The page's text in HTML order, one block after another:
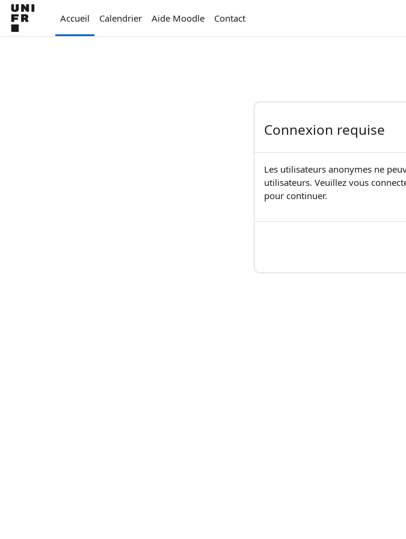
Passer au contenu principal
Accueil
Calendrier Aide Moodle Contact
Connexion requise
Les utilisateurs anonymes ne
utilisateurs. Veuillez vous
pour continuer.